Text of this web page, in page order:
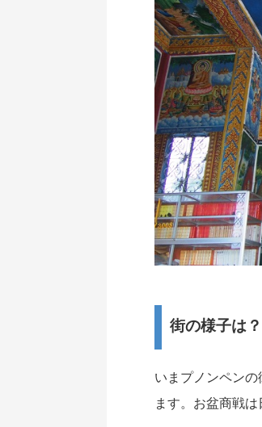
街の様子は？
いまプノンペン
ます。お盆商戦は